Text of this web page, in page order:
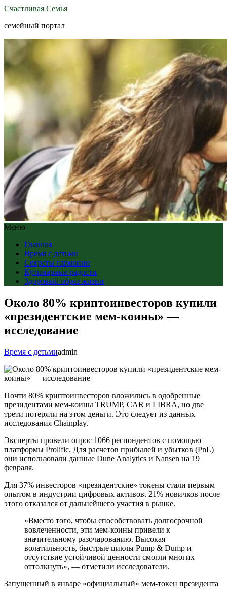
Счастливая Семья
семейный портал
Меню
Главная
Время с детьми
Секреты гармонии
Кулинарные радости
Здоровый образ жизни
Около 80% криптоинвесторов купили
«президентские мем-коины» —
исследование
Время с детьмиadmin
Почти 80% криптоинвесторов вложились в одобренные
президентами мем-коины TRUMP, CAR и LIBRA, но две
трети потеряли на этом деньги. Это следует из данных
исследования Chainplay.
Эксперты провели опрос 1066 респондентов с помощью
платформы Prolific. Для расчетов прибылей и убытков (PnL)
они использовали данные Dune Analytics и Nansen на 19
февраля.
Для 37% инвесторов «президентские» токены стали первым
опытом в индустрии цифровых активов. 21% новичков после
этого отказался от дальнейшего участия в рынке.
«Вместо того, чтобы способствовать долгосрочной
вовлеченности, эти мем-коины привели к
значительному разочарованию. Высокая
волатильность, быстрые циклы Pump & Dump и
отсутствие устойчивой ценности смогли многих
оттолкнуть», — отметили исследователи.
Запущенный в январе «официальный» мем-токен президента